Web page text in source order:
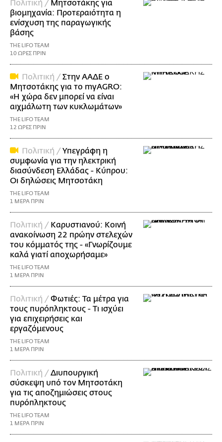
Πολιτική / Μητσοτάκης για
βιομηχανία: Προτεραιότητα η
ενίσχυση της παραγωγικής
βάσης
THE LIFO TEAM
10 ΩΡΕΣ ΠΡΙΝ
Πολιτική / Στην ΑΑΔΕ ο
Μητσοτάκης για το myAGRO:
«Η χώρα δεν μπορεί να είναι
αιχμάλωτη των κυκλωμάτων»
THE LIFO TEAM
12 ΩΡΕΣ ΠΡΙΝ
Πολιτική / Υπεγράφη η
συμφωνία για την ηλεκτρική
διασύνδεση Ελλάδας - Κύπρου:
Οι δηλώσεις Μητσοτάκη
THE LIFO TEAM
1 ΜΕΡΑ ΠΡΙΝ
Πολιτική / Καρυστιανού: Κοινή
ανακοίνωση 22 πρώην στελεχών
του κόμματός της - «Γνωρίζουμε
καλά γιατί αποχωρήσαμε»
THE LIFO TEAM
1 ΜΕΡΑ ΠΡΙΝ
Πολιτική / Φωτιές: Τα μέτρα για
τους πυρόπληκτους - Τι ισχύει
για επιχειρήσεις και
εργαζόμενους
THE LIFO TEAM
1 ΜΕΡΑ ΠΡΙΝ
Πολιτική / Διυπουργική
σύσκεψη υπό τον Μητσοτάκη
για τις αποζημιώσεις στους
πυρόπληκτους
THE LIFO TEAM
1 ΜΕΡΑ ΠΡΙΝ